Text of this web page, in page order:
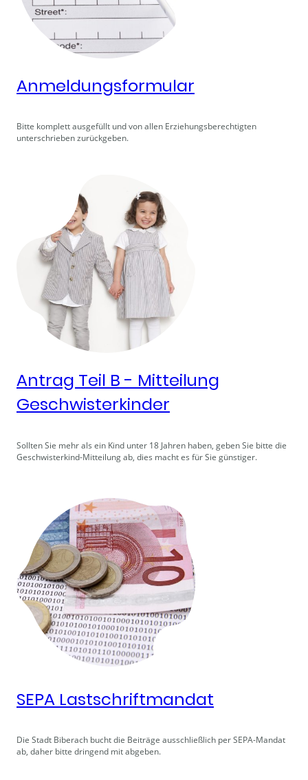
Anmeldungsformular
Bitte komplett ausgefüllt und von allen Erziehungsberechtigten
unterschrieben zurückgeben.
Antrag Teil B - Mitteilung
Geschwisterkinder
Sollten Sie mehr als ein Kind unter 18 Jahren haben, geben Sie bitte die
Geschwisterkind-Mitteilung ab, dies macht es für Sie günstiger.
SEPA Lastschriftmandat
Die Stadt Biberach bucht die Beiträge ausschließlich per SEPA-Mandat
ab, daher bitte dringend mit abgeben.